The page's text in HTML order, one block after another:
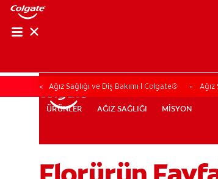
ÜRÜNLER AĞIZ SAĞLIĞI MİSYON
ÜRÜNLER AĞIZ SAĞLIĞI MİSYON
Ağız Sağlığı ve Diş Bakımı | Colgate® Ağız